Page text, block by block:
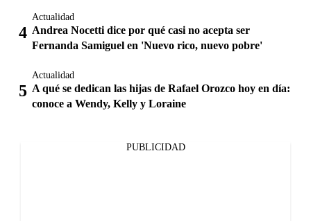
Actualidad
Andrea Nocetti dice por qué casi no acepta ser
Fernanda Samiguel en 'Nuevo rico, nuevo pobre'
Actualidad
A qué se dedican las hijas de Rafael Orozco hoy en día:
conoce a Wendy, Kelly y Loraine
PUBLICIDAD